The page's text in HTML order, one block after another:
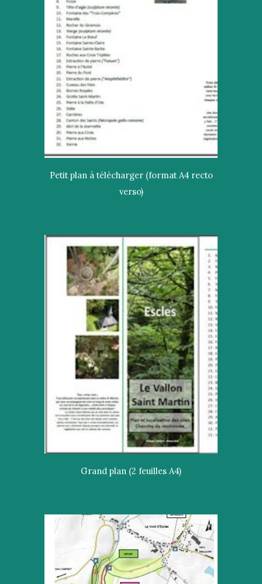
Petit plan à télécharger (format A4 recto
verso)
Grand plan (2 feuilles A4)